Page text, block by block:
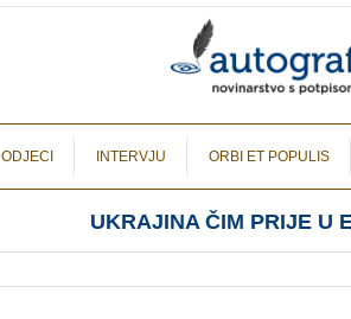
ODJECI INTERVJU ORBI ET POPULIS
UKRAJINA ČIM PRIJE U